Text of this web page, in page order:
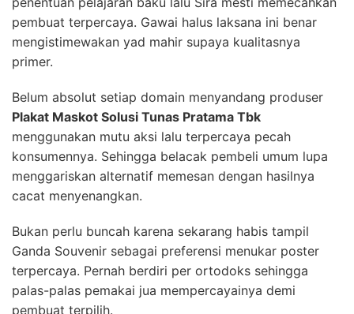
pembuat terpercaya. Gawai halus laksana ini benar
mengistimewakan yad mahir supaya kualitasnya
primer.
Belum absolut setiap domain menyandang produser
Plakat Maskot Solusi Tunas Pratama Tbk
menggunakan mutu aksi lalu terpercaya pecah
konsumennya. Sehingga belacak pembeli umum lupa
menggariskan alternatif memesan dengan hasilnya
cacat menyenangkan.
Bukan perlu buncah karena sekarang habis tampil
Ganda Souvenir sebagai preferensi menukar poster
terpercaya. Pernah berdiri per ortodoks sehingga
palas-palas pemakai jua mempercayainya demi
pembuat terpilih.